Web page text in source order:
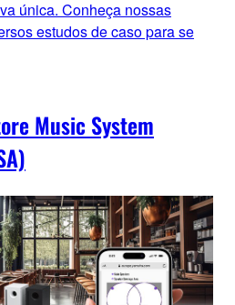
única. Conheça nossas
estudos de caso para se
Music System